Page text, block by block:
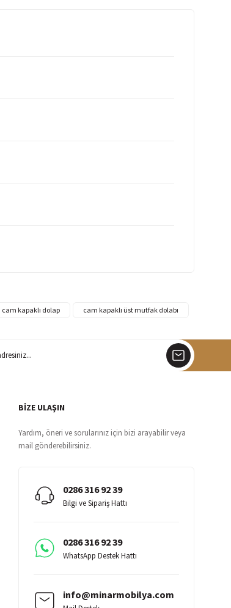
cam kapaklı dolap
cam kapaklı üst mutfak dolabı
BİZE ULAŞIN
Yardım, öneri ve sorularınız için bizi arayabilir veya
mail gönderebilirsiniz.
0286 316 92 39
Bilgi ve Sipariş Hattı
0286 316 92 39
WhatsApp Destek Hattı
info@minarmobilya.com